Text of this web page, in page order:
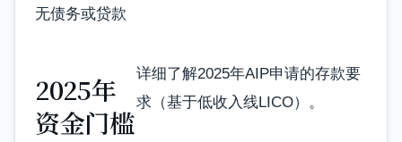
无债务或贷款
2025年
资金门槛
详细了解2025年AIP申请的存款要
求（基于低收入线LICO）。